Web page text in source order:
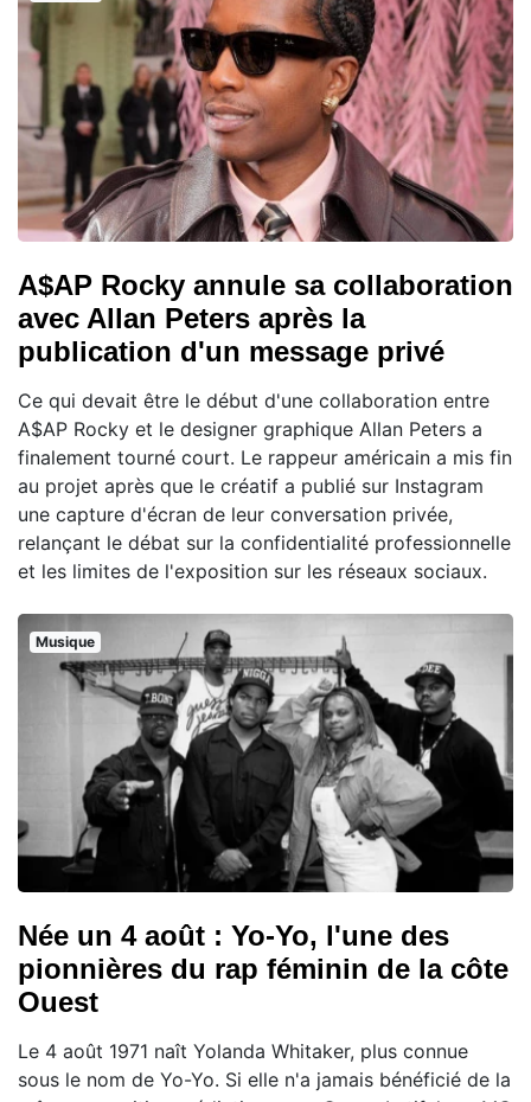
A$AP Rocky annule sa collaboration
avec Allan Peters après la
publication d'un message privé
Ce qui devait être le début d'une collaboration entre
A$AP Rocky et le designer graphique Allan Peters a
finalement tourné court. Le rappeur américain a mis fin
au projet après que le créatif a publié sur Instagram
une capture d'écran de leur conversation privée,
relançant le débat sur la confidentialité professionnelle
et les limites de l'exposition sur les réseaux sociaux.
Musique
Née un 4 août : Yo-Yo, l'une des
pionnières du rap féminin de la côte
Ouest
Le 4 août 1971 naît Yolanda Whitaker, plus connue
sous le nom de Yo-Yo. Si elle n'a jamais bénéficié de la